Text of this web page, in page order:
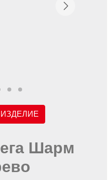
ИЗДЕЛИЕ
Шарм